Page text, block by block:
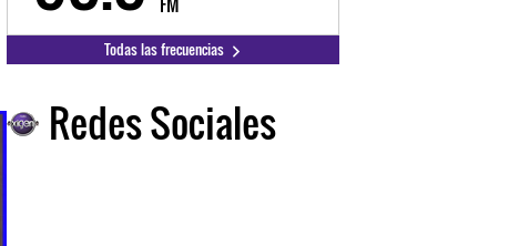
Todas las frecuencias
Redes Sociales